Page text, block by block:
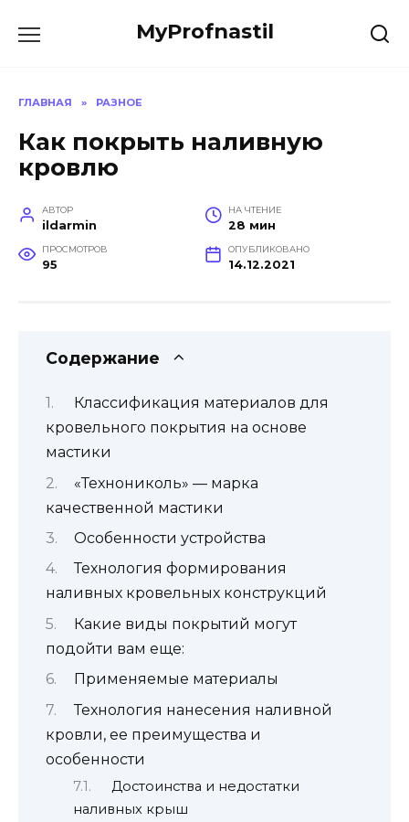
MyProfnastil
ГЛАВНАЯ » РАЗНОЕ
Как покрыть наливную
кровлю
АВТОР
ildarmin
НА ЧТЕНИЕ
28 мин
ПРОСМОТРОВ
95
ОПУБЛИКОВАНО
14.12.2021
Содержание
Классификация материалов для
кровельного покрытия на основе
мастики
«Технониколь» — марка
качественной мастики
Особенности устройства
Технология формирования
наливных кровельных конструкций
Какие виды покрытий могут
подойти вам еще:
Применяемые материалы
Технология нанесения наливной
кровли, ее преимущества и
особенности
Достоинства и недостатки
наливных крыш